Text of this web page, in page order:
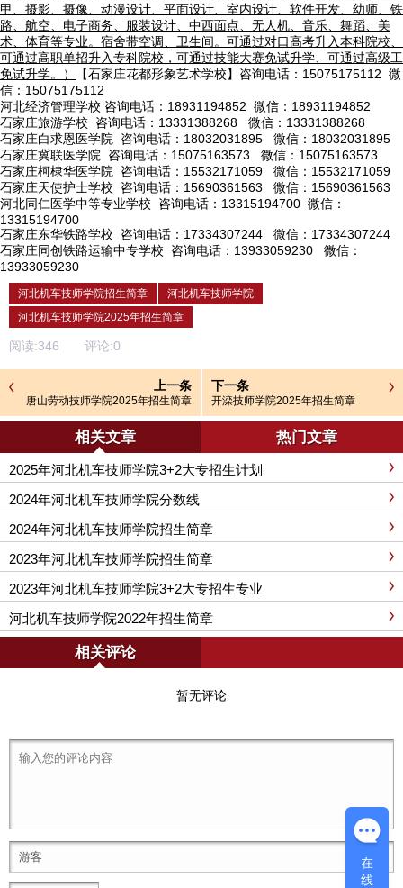
甲、摄影、摄像、动漫设计、平面设计、室内设计、软件开发、幼师、铁
路、航空、电子商务、服装设计、中西面点、无人机、音乐、舞蹈、美
术、体育等专业。宿舍带空调、卫生间。可通过对口高考升入本科院校、
可通过高职单招升入专科院校，可通过技能大赛免试升学、可通过高级工
免试升学。）
【石家庄花都形象艺术学校】咨询电话：15075175112 微
信：15075175112
河北经济管理学校 咨询电话：18931194852 微信：18931194852
石家庄旅游学校 咨询电话：13331388268 微信：13331388268
石家庄白求恩医学院 咨询电话：18032031895 微信：18032031895
石家庄冀联医学院 咨询电话：15075163573 微信：15075163573
石家庄柯棣华医学院 咨询电话：15532171059 微信：15532171059
石家庄天使护士学校 咨询电话：15690361563 微信：15690361563
河北同仁医学中等专业学校 咨询电话：13315194700 微信：
13315194700
石家庄东华铁路学校 咨询电话：17334307244 微信：17334307244
石家庄同创铁路运输中专学校 咨询电话：13933059230 微信：
13933059230
河北机车技师学院招生简章
河北机车技师学院
河北机车技师学院2025年招生简章
阅读:346 评论:0
上一条
唐山劳动技师学院2025年招生简章
下一条
开滦技师学院2025年招生简章
相关文章 热门文章
2025年河北机车技师学院3+2大专招生计划
2024年河北机车技师学院分数线
2024年河北机车技师学院招生简章
2023年河北机车技师学院招生简章
2023年河北机车技师学院3+2大专招生专业
河北机车技师学院2022年招生简章
相关评论
暂无评论
在
线